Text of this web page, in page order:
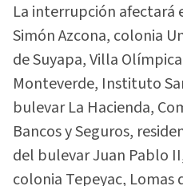
La interrupción afectará
Simón Azcona, colonia
de Suyapa, Villa
Monteverde, Instituto
bulevar La Hacienda,
Bancos y Seguros,
del bulevar Juan Pablo
colonia Tepeyac, Lomas